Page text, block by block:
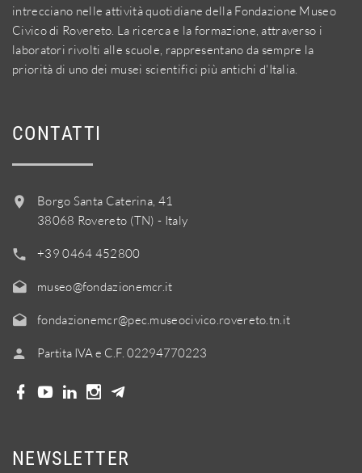
intrecciano nelle attività quotidiane della Fondazione Museo
Civico di Rovereto. La ricerca e la formazione, attraverso i
laboratori rivolti alle scuole, rappresentano da sempre la
priorità di uno dei musei scientifici più antichi d'Italia.
CONTATTI
Borgo Santa Caterina, 41
38068 Rovereto (TN) - Italy
+39 0464 452800
museo@fondazionemcr.it
fondazionemcr@pec.museocivico.rovereto.tn.it
Partita IVA e C.F. 02294770223
NEWSLETTER